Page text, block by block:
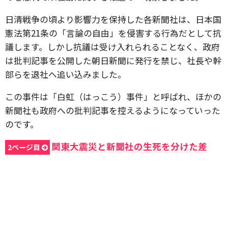
日清戦争の頃より影響力を保持した各新聞社は、日本国
憲法第21条の「言論の自由」を侵害する行為だとして抗
議します。しかし抗議は受け入れられることなく、政府
は批判記事を公開した朝日新聞に発行を禁じ、社長や幹
部らを退社へ追い込みました。
この事件は「白虹（はっこう）事件」と呼ばれ、ほかの
新聞社も政府への批判記事を控えるようになっていった
のです。
2ページ目 関東大震災と新聞社の生死を分けた差